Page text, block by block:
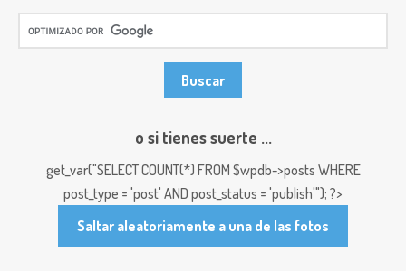
o si tienes suerte ...
get_var("SELECT COUNT(*) FROM $wpdb->posts WHERE
post_type = 'post' AND post_status = 'publish'"); ?>
Saltar aleatoriamente a una de las fotos